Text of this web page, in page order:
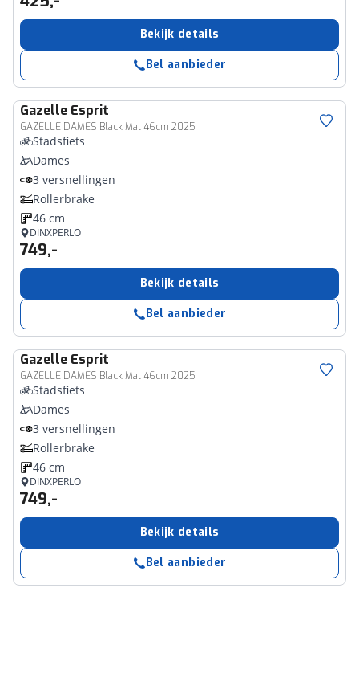
Bekijk details
Bel aanbieder
Gazelle Esprit
GAZELLE DAMES Black Mat 46cm 2025
Stadsfiets
Dames
3 versnellingen
Rollerbrake
46 cm
DINXPERLO
749,-
Bekijk details
Bel aanbieder
Gazelle Esprit
GAZELLE DAMES Black Mat 46cm 2025
Stadsfiets
Dames
3 versnellingen
Rollerbrake
46 cm
DINXPERLO
749,-
Bekijk details
Bel aanbieder